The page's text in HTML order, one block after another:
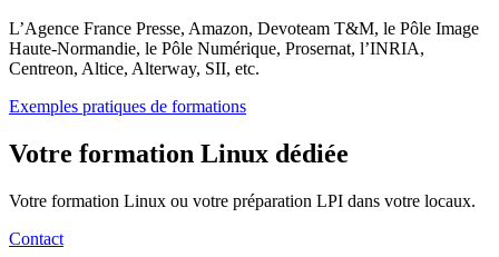
L’Agence France Presse, Amazon, Devoteam T&M, le Pôle Image
Haute-Normandie, le Pôle Numérique, Prosernat, l’INRIA,
Centreon, Altice, Alterway, SII, etc.
Exemples pratiques de formations
Votre formation Linux dédiée
Votre formation Linux ou votre préparation LPI dans votre locaux.
Contact